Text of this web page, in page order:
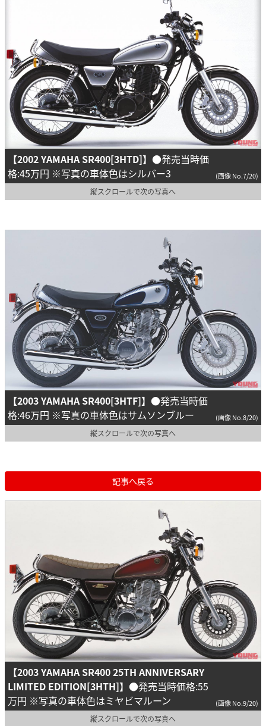
【2002 YAMAHA SR400[3HTD]】 ●発売当時価
格:45万円 ※写真の車体色はシルバー3
(画像 No.7/20)
縦スクロールで次の写真へ
【2003 YAMAHA SR400[3HTF]】 ●発売当時価
格:46万円 ※写真の車体色はサムソンブルー
(画像 No.8/20)
縦スクロールで次の写真へ
記事へ戻る
【2003 YAMAHA SR400 25TH ANNIVERSARY
LIMITED EDITION[3HTH]】 ●発売当時価格:55
万円 ※写真の車体色はミヤビマルーン
(画像 No.9/20)
縦スクロールで次の写真へ